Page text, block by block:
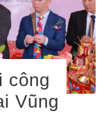
công
Vũng